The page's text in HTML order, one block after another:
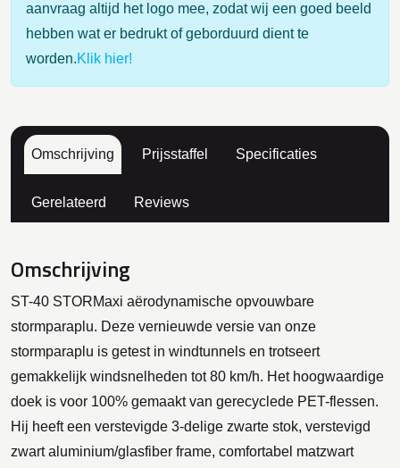
aanvraag altijd het logo mee, zodat wij een goed beeld
hebben wat er bedrukt of geborduurd dient te
worden.Klik hier!
Omschrijving Prijsstaffel Specificaties
Gerelateerd Reviews
Omschrijving
ST-40 STORMaxi aërodynamische opvouwbare
stormparaplu. Deze vernieuwde versie van onze
stormparaplu is getest in windtunnels en trotseert
gemakkelijk windsnelheden tot 80 km/h. Het hoogwaardige
doek is voor 100% gemaakt van gerecyclede PET-flessen.
Hij heeft een verstevigde 3-delige zwarte stok, verstevigd
zwart aluminium/glasfiber frame, comfortabel matzwart